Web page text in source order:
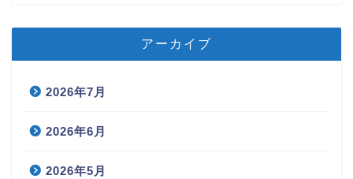
アーカイブ
2026年7月
2026年6月
2026年5月